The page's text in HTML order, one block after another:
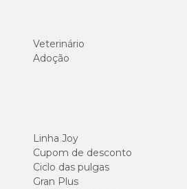
Veterinário
Adoção
Linha Joy
Cupom de desconto
Ciclo das pulgas
Gran Plus